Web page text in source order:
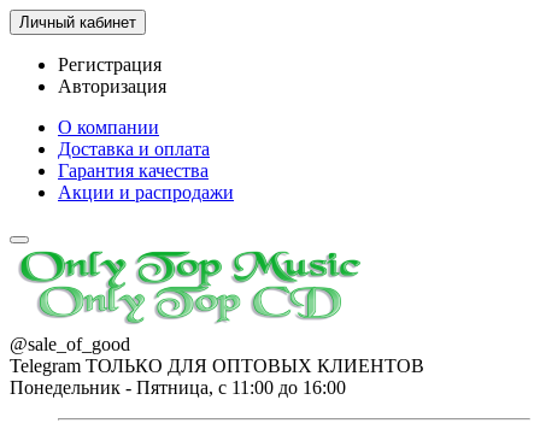
Личный кабинет
Регистрация
Авторизация
О компании
Доставка и оплата
Гарантия качества
Акции и распродажи
@sale_of_good
Telegram ТОЛЬКО ДЛЯ ОПТОВЫХ КЛИЕНТОВ
Понедельник - Пятница, с 11:00 до 16:00